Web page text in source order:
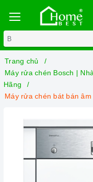
Trang chủ
Máy rửa chén Bosch |
Hãng
Máy rửa chén bát bán